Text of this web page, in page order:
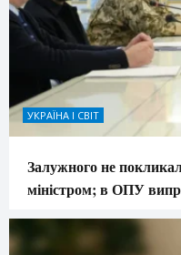
УКРАЇНА І СВІТ
Залужного не
міністром; в ОПУ